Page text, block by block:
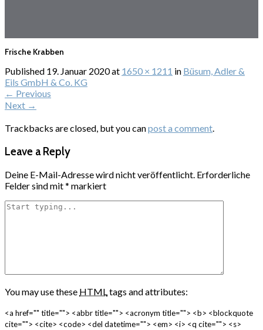
Frische Krabben
Published 19. Januar 2020at 1650 × 1211 in Büsum, Adler &
Eils GmbH & Co. KG
← Previous
Next →
Trackbacks are closed, but you canpost a comment.
Leave a Reply
Deine E-Mail-Adresse wird nicht veröffentlicht. Erforderliche
Felder sind mit* markiert
You may use these HTMLtags and attributes:
<a href="" title=""> <abbr title=""> <acronym title=""> <b> <blockquote
cite=""> <cite> <code> <del datetime=""> <em> <i> <q cite=""> <s>